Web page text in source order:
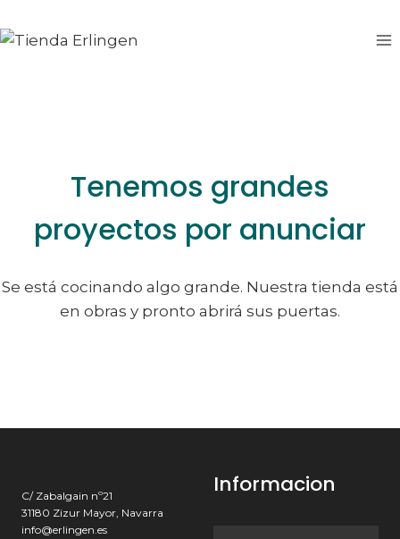
al
al
Tenemos grandes
proyectos por anunciar
Se está cocinando algo grande. Nuestra tienda está
en obras y pronto abrirá sus puertas.
C/ Zabalgain nº21
31180 Zizur Mayor, Navarra
info@erlingen.es
Informacion